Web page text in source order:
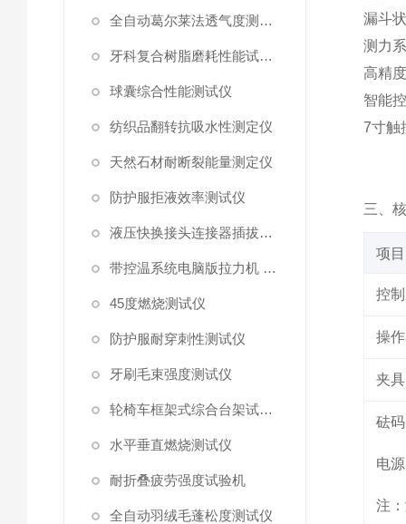
全自动葛尔莱法透气度测试仪
牙科复合树脂磨耗性能试验仪
球囊综合性能测试仪
纺织品翻转抗吸水性测定仪
天然石材耐断裂能量测定仪
防护服拒液效率测试仪
液压快换接头连接器插拔泄漏测试仪
带控温系统电脑版拉力机 统电脑版拉力机
45度燃烧测试仪
防护服耐穿刺性测试仪
牙刷毛束强度测试仪
轮椅车框架式综合台架试验机
水平垂直燃烧测试仪
耐折叠疲劳强度试验机
全自动羽绒毛蓬松度测试仪
漏斗
测力
高精
智能
7寸触
三、
项目
控
操
夹具
砝码
电源
注